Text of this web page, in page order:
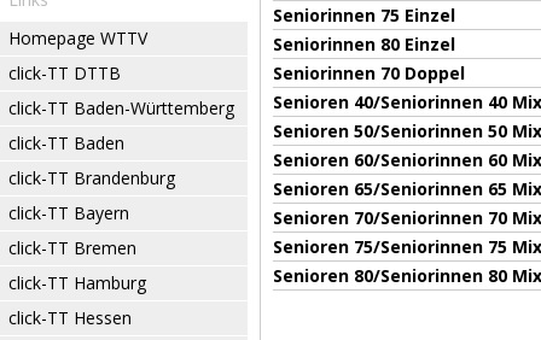
Homepage WTTV
click-TT DTTB
click-TT Baden-Württemberg
click-TT Baden
click-TT Brandenburg
click-TT Bayern
click-TT Bremen
click-TT Hamburg
click-TT Hessen
Seniorinnen 75 Einzel
Seniorinnen 80 Einzel
Seniorinnen 70 Doppel
Senioren 40/Seniorinnen 40
Senioren 50/Seniorinnen 50
Senioren 60/Seniorinnen 60
Senioren 65/Seniorinnen 65
Senioren 70/Seniorinnen 70
Senioren 75/Seniorinnen 75
Senioren 80/Seniorinnen 80